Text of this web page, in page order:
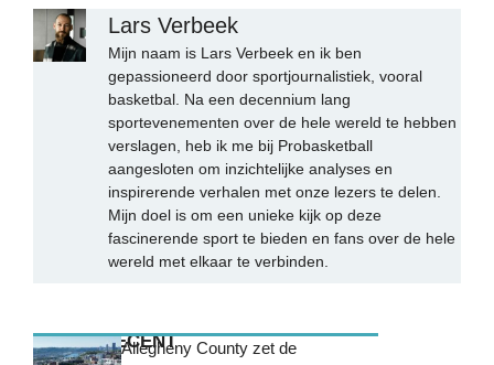
Lars Verbeek
Mijn naam is Lars Verbeek en ik ben
gepassioneerd door sportjournalistiek, vooral
basketbal. Na een decennium lang
sportevenementen over de hele wereld te hebben
verslagen, heb ik me bij Probasketball
aangesloten om inzichtelijke analyses en
inspirerende verhalen met onze lezers te delen.
Mijn doel is om een unieke kijk op deze
fascinerende sport te bieden en fans over de hele
wereld met elkaar te verbinden.
MEEST RECENTAllegheny County zet de